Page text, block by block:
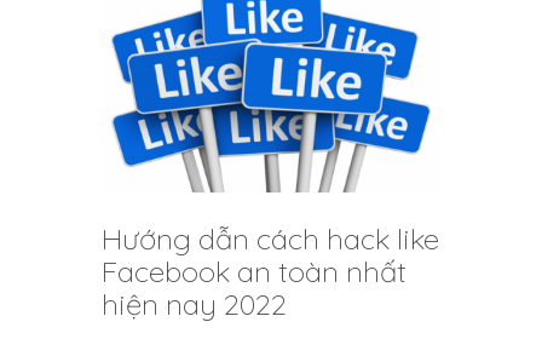
Hướng dẫn cách hack like
Facebook an toàn nhất
hiện nay 2022